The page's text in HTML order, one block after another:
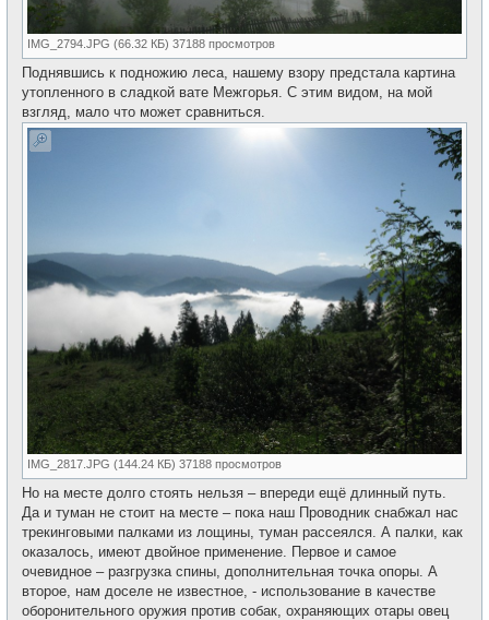
IMG_2794.JPG (66.32 КБ) 37188 просмотров
Поднявшись к подножию леса, нашему взору предстала картина
утопленного в сладкой вате Межгорья. С этим видом, на мой
взгляд, мало что может сравниться.
IMG_2817.JPG (144.24 КБ) 37188 просмотров
Но на месте долго стоять нельзя – впереди ещё длинный путь.
Да и туман не стоит на месте – пока наш Проводник снабжал нас
трекинговыми палками из лощины, туман рассеялся. А палки, как
оказалось, имеют двойное применение. Первое и самое
очевидное – разгрузка спины, дополнительная точка опоры. А
второе, нам доселе не известное, - использование в качестве
оборонительного оружия против собак, охраняющих отары овец